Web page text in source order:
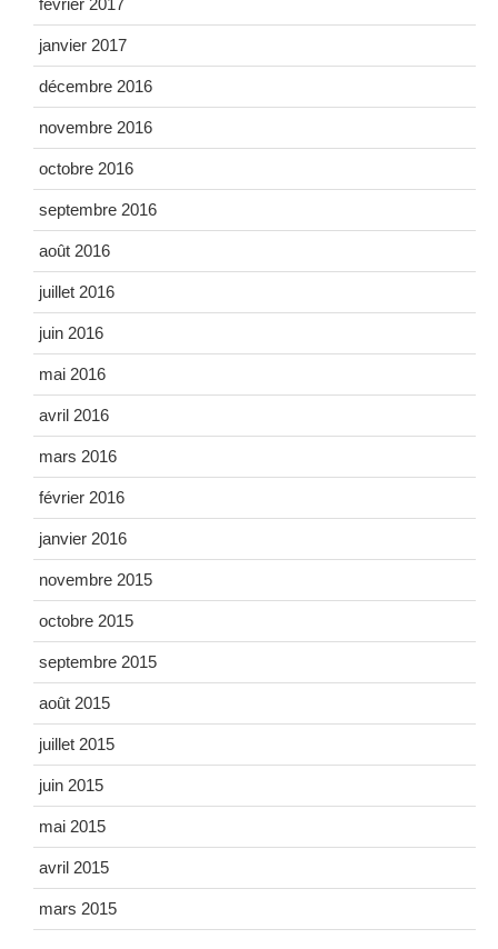
février 2017
janvier 2017
décembre 2016
novembre 2016
octobre 2016
septembre 2016
août 2016
juillet 2016
juin 2016
mai 2016
avril 2016
mars 2016
février 2016
janvier 2016
novembre 2015
octobre 2015
septembre 2015
août 2015
juillet 2015
juin 2015
mai 2015
avril 2015
mars 2015